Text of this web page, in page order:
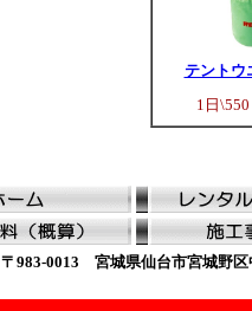
テントウ
1日\550
〒983-0013 宮城県仙台市宮城野区